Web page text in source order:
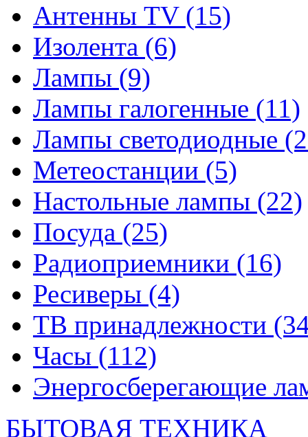
Антенны TV (15)
Изолента (6)
Лампы (9)
Лампы галогенные (11)
Лампы светодиодные
Метеостанции (5)
Настольные лампы (22)
Посуда (25)
Радиоприемники (16)
Ресиверы (4)
ТВ принадлежности
Часы (112)
Энергосберегающие
БЫТОВАЯ ТЕХНИКА